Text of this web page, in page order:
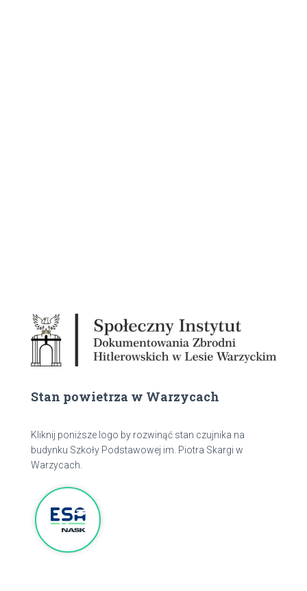
Stan powietrza w Warzycach
Kliknij poniższe logo by rozwinąć stan czujnika na
budynku Szkoły Podstawowej im. Piotra Skargi w
Warzycach.